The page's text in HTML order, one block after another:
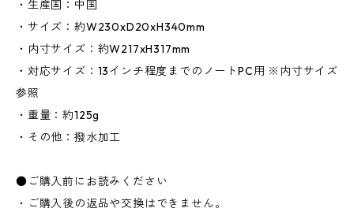
・生産国：中国
・サイズ：約W230xD20xH340mm
・内寸サイズ：約W217xH317mm
・対応サイズ：13インチ程度までのノートPC用 ※内寸サイズ
参照
・重量：約125g
・その他：撥水加工
●ご購入前にお読みください
・ご購入後の返品や交換はできません。